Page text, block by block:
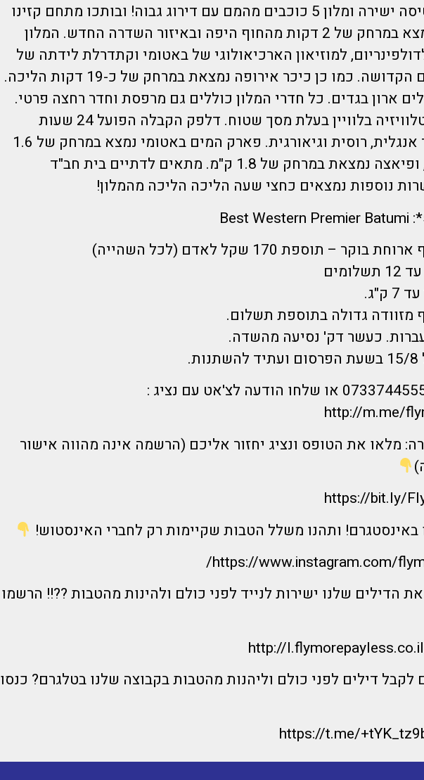
הדיל כולל טיסה ישירה ומלון 5 כוכבים מהמם עם דירוג גבוה! ובותכו מתחם קזינו
ענק חדש. נמצא במרחק של 2 דקות מהחוף היפה ובאיזור השדרה החדש. המלון
למוזיאון הארכיאולוגי של באטומי וקתדרלת לידתה של
הבתולה האם הקדושה. כמו כן כיכר אירופה נמצאת במרחק של כ-19 דקות הליכה.
ארון בגדים. כל חדרי המלון כוללים גם מרפסת וחדר רחצה פרטי.
בחדרים יש טלוויזיה בלוויין בעלת מסך שטוח. דלפק הקבלה הפועל 24 שעות
ביממה מדבר אנגלית, רוסית וגיאורגית. פארק המים באטומי נמצא במרחק של 1.6
ק"מ מהמלון, ופיאצה נמצאת במרחק של 1.8 ק"מ. מתאים לדתיים בית חב"ד
נוספות נמצאים כחצי שעה הליכה הליכה מהמלון!
– תוספת 170 שקל לאדם (לכל השהייה)
מזוודה גדולה בתוספת תשלום.
כעשר דק' נסיעה מהשדה.
חייגו אלינו 0733744555 או שלחו הודעה לצ'אט עם נציג :
http://m.me/
מלאו את הטופס ונציג יחזור אליכם (הרשמה אינה מהווה אישור
https://bit.ly/
באינסטגרם! ותהנו משלל הטבות שקיימות רק לחברי האינסטוש!
https://www.instagram.com/
הדילים שלנו ישירות לנייד לפני כולם ולהינות מהטבות ??!! הרשמו
http://
לקבל דילים לפני כולם וליהנות מהטבות בקבוצה שלנו בטלגרם? כנסו
https://t.me/